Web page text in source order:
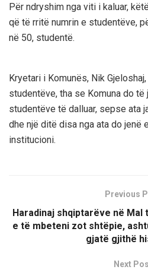
Për ndryshim nga viti i kaluar,
që të rritë numrin e studentëve,
në 50, studentë.
Kryetari i Komunës, Nik
studentëve, tha se Komuna do
studentëve të dalluar, sepse ata
dhe një ditë disa nga ata do jenë
institucioni.
Previous
Haradinaj shqiptarëve në Mal
e të mbeteni zot shtëpie,
gjatë gjithë
Next